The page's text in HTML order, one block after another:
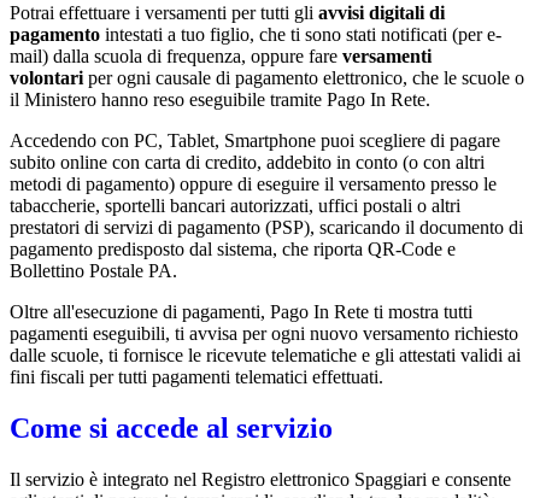
Potrai effettuare i versamenti per tutti gli avvisi digitali di
pagamento intestati a tuo figlio, che ti sono stati notificati (per e-
mail) dalla scuola di frequenza, oppure fare versamenti
volontari per ogni causale di pagamento elettronico, che le scuole o
il Ministero hanno reso eseguibile tramite Pago In Rete.
Accedendo con PC, Tablet, Smartphone puoi scegliere di pagare
subito online con carta di credito, addebito in conto (o con altri
metodi di pagamento) oppure di eseguire il versamento presso le
tabaccherie, sportelli bancari autorizzati, uffici postali o altri
prestatori di servizi di pagamento (PSP), scaricando il documento di
pagamento predisposto dal sistema, che riporta QR-Code e
Bollettino Postale PA.
Oltre all'esecuzione di pagamenti, Pago In Rete ti mostra tutti
pagamenti eseguibili, ti avvisa per ogni nuovo versamento richiesto
dalle scuole, ti fornisce le ricevute telematiche e gli attestati validi ai
fini fiscali per tutti pagamenti telematici effettuati.
Come si accede al servizio
Il servizio è integrato nel Registro elettronico Spaggiari e consente